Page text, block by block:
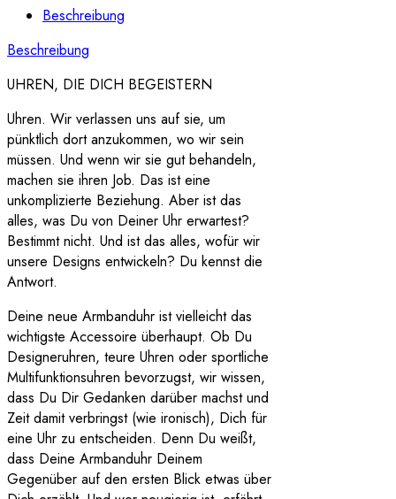
Beschreibung
Beschreibung
UHREN, DIE DICH BEGEISTERN
Uhren. Wir verlassen uns auf sie, um
pünktlich dort anzukommen, wo wir sein
müssen. Und wenn wir sie gut behandeln,
machen sie ihren Job. Das ist eine
unkomplizierte Beziehung. Aber ist das
alles, was Du von Deiner Uhr erwartest?
Bestimmt nicht. Und ist das alles, wofür wir
unsere Designs entwickeln? Du kennst die
Antwort.
Deine neue Armbanduhr ist vielleicht das
wichtigste Accessoire überhaupt. Ob Du
Designeruhren, teure Uhren oder sportliche
Multifunktionsuhren bevorzugst, wir wissen,
dass Du Dir Gedanken darüber machst und
Zeit damit verbringst (wie ironisch), Dich für
eine Uhr zu entscheiden. Denn Du weißt,
dass Deine Armbanduhr Deinem
Gegenüber auf den ersten Blick etwas über